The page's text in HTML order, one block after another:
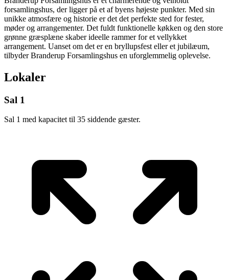
forsamlingshus, der ligger på et af byens højeste punkter. Med sin
unikke atmosfære og historie er det det perfekte sted for fester,
møder og arrangementer. Det fuldt funktionelle køkken og den store
grønne græsplæne skaber ideelle rammer for et vellykket
arrangement. Uanset om det er en bryllupsfest eller et jubilæum,
tilbyder Branderup Forsamlingshus en uforglemmelig oplevelse.
Lokaler
Sal 1
Sal 1 med kapacitet til 35 siddende gæster.